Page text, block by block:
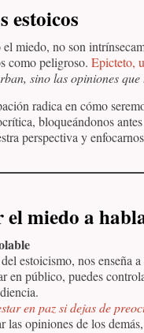
estoicos
miedo, no son
como peligroso. Epicteto,
sino las opiniones que
radica en cómo
bloqueándonos
perspectiva y
miedo a
estoicismo, nos enseña a
en público, puedes
en paz si dejas de
opiniones de los